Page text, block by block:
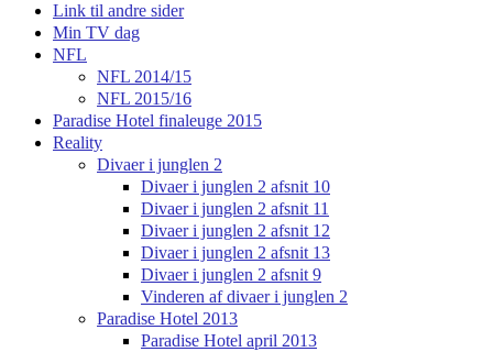
Link til andre sider
Min TV dag
NFL
NFL 2014/15
NFL 2015/16
Paradise Hotel finaleuge 2015
Reality
Divaer i junglen 2
Divaer i junglen 2 afsnit 10
Divaer i junglen 2 afsnit 11
Divaer i junglen 2 afsnit 12
Divaer i junglen 2 afsnit 13
Divaer i junglen 2 afsnit 9
Vinderen af divaer i junglen 2
Paradise Hotel 2013
Paradise Hotel april 2013